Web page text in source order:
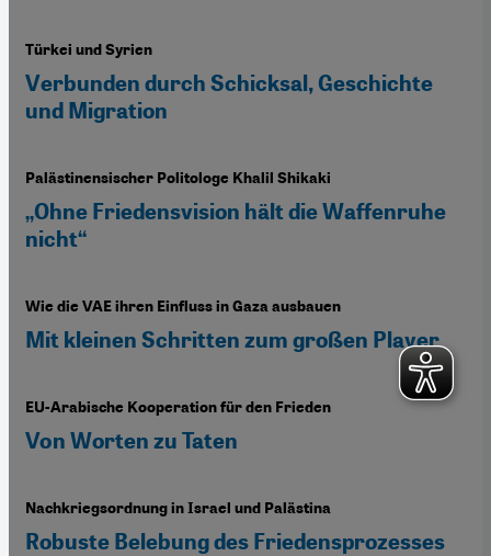
Türkei und Syrien
Verbunden durch Schicksal, Geschichte
und Migration
Palästinensischer Politologe Khalil Shikaki
„Ohne Friedensvision hält die Waffenruhe
nicht“
Wie die VAE ihren Einfluss in Gaza ausbauen
Mit kleinen Schritten zum großen Player
EU-Arabische Kooperation für den Frieden
Von Worten zu Taten
Nachkriegsordnung in Israel und Palästina
Robuste Belebung des Friedensprozesses